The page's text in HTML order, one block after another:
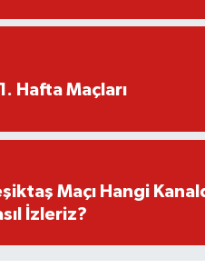
Hafta Maçları
Maçı Hangi
İzleriz?